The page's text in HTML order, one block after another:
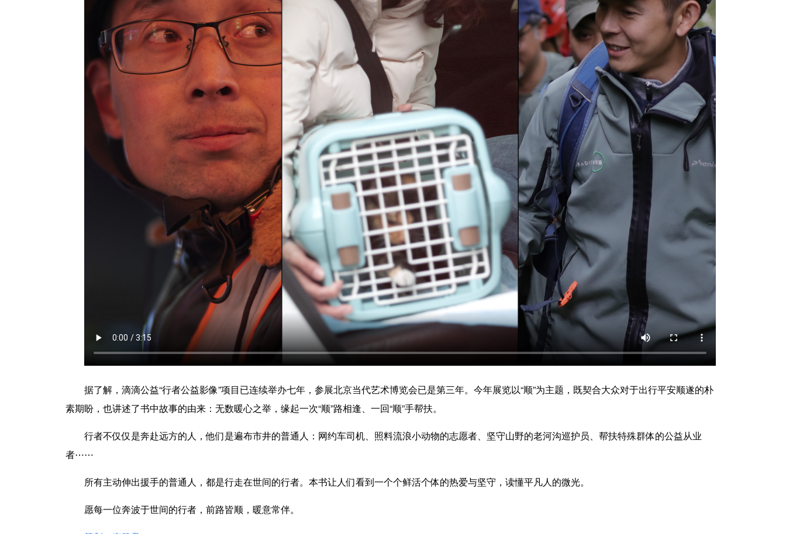
据了解，滴滴公益“行者公益影像”项目已连续举办七年，参展北京当代艺术博览会已是第三年。今年展览以“顺”为主题，既契合大众对于出行平安顺遂的朴
素期盼，也讲述了书中故事的由来：无数暖心之举，缘起一次“顺”路相逢、一回“顺”手帮扶。
行者不仅仅是奔赴远方的人，他们是遍布市井的普通人：网约车司机、照料流浪小动物的志愿者、坚守山野的老河沟巡护员、帮扶特殊群体的公益从业
者⋯⋯
所有主动伸出援手的普通人，都是行走在世间的行者。本书让人们看到一个个鲜活个体的热爱与坚守，读懂平凡人的微光。
愿每一位奔波于世间的行者，前路皆顺，暖意常伴。